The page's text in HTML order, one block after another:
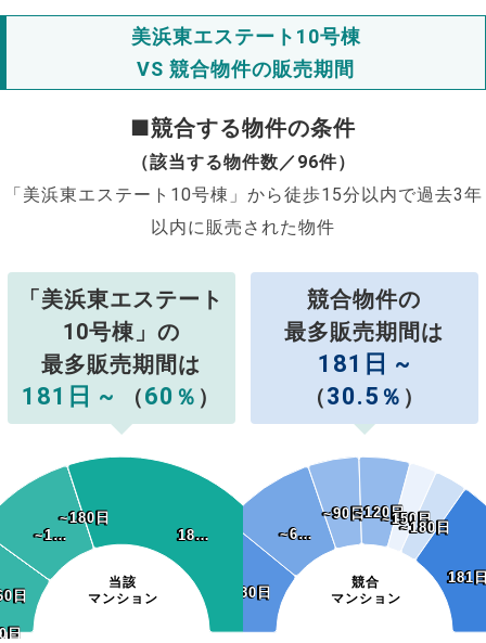
美浜東エステート10号棟
VS 競合物件の販売期間
■競合する物件の条件
（該当する物件数／96件）
「美浜東エステート10号棟」から徒歩15分以内で過去3年
以内に販売された物件
「美浜東エステート
10号棟」の
最多販売期間は
181日 ~ （60 ％ ）
当該
マンション
日
日
日
日
~1…
~1…
~180日
~180日
18…
18…
競合物件の
最多販売期間は
181日 ~
（30.5 ％ ）
競合
マンション
~30日
~30日
~6…
~6…
~90日
~90日~120日
~120日~150日
~150日
~180日
~180日
181
181